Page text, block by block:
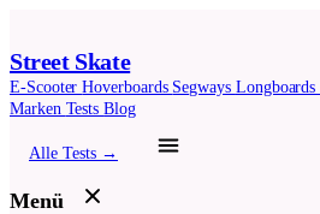
Street Skate
E-ScooterHoverboards Segways Longboards
Marken TestsBlog
Alle Tests →
Menü